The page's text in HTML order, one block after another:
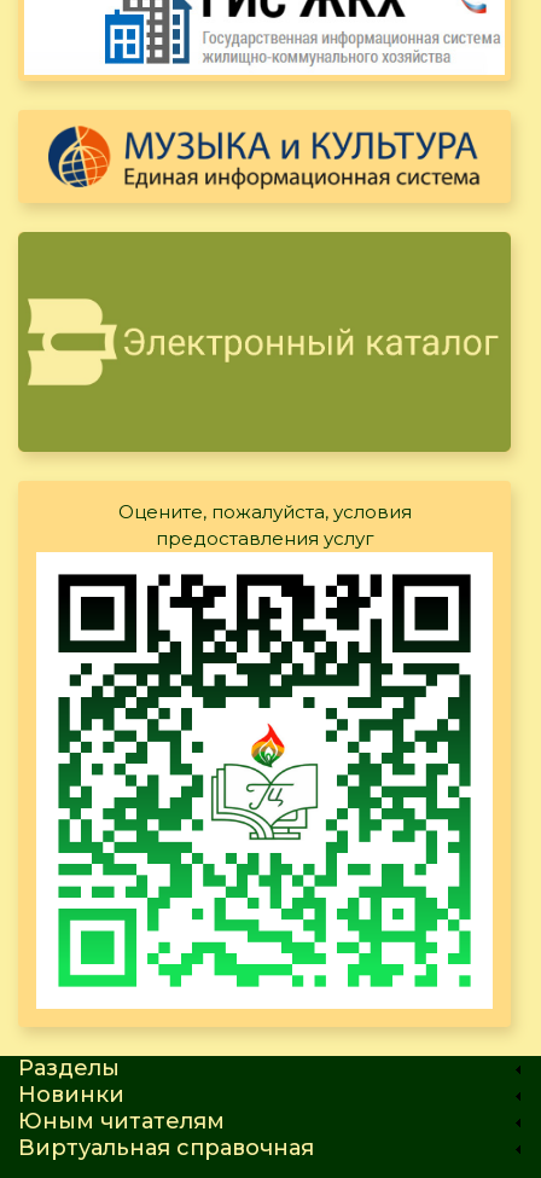
Оцените, пожалуйста, условия
предоставления услуг
Разделы
Новинки
Юным читателям
Виртуальная справочная